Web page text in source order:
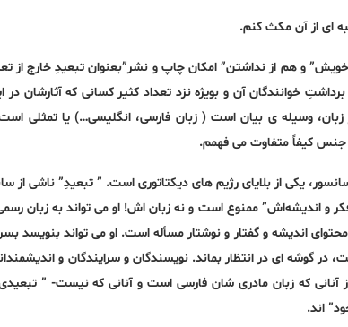
ای از آن مکث کنم.
و هم از نداشتن” امکان چاپ و نشر”بعنوان تبعیدِ خارج از
خوانندگان آن و بویژه نزد تعداد کثیر کسانی که آثارشان
زبان، وسیله ی بیان است ( زبان فارسی، انگلیسی…) یا تمثلی
جنس کیفاً متفاوت می فهمم.
یکی از بلایای رژیم های دیکتاتوری است. ” تبعیدِ” ناشی از
اندیشه‌اش” ممنوع است و نه زبان اش! او می تواند به زبان
اندیشه و گفتار و نوشتار مسأله است. او می تواند بنویسد
گوشه ای در انتظار بماند. نویسندگان و سرایندگان و
آنانی که زبان مادری شان فارسی است و آنانی که نیست- ”
اند.